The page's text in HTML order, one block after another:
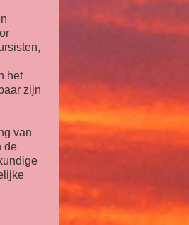
het
zijn
van
de